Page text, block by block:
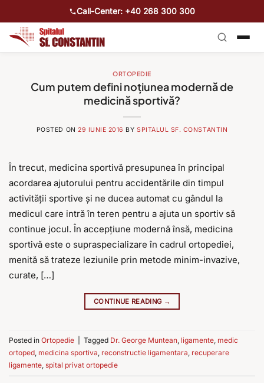
Call-Center: +40 268 300 300
ORTOPEDIE
Cum putem defini noțiunea modernă de
medicină sportivă?
POSTED ON29 IUNIE 2016 BYSPITALUL SF. CONSTANTIN
În trecut, medicina sportivă presupunea în principal
acordarea ajutorului pentru accidentările din timpul
activității sportive și ne ducea automat cu gândul la
medicul care intră în teren pentru a ajuta un sportiv să
continue jocul. În accepțiune modernă însă, medicina
sportivă este o supraspecializare în cadrul ortopediei,
menită să trateze leziunile prin metode minim-invazive,
curate, […]
CONTINUE READING →
Posted in Ortopedie Tagged Dr. George Muntean, ligamente, medic
ortoped, medicina sportiva, reconstructie ligamentara, recuperare
ligamente, spital privat ortopedie